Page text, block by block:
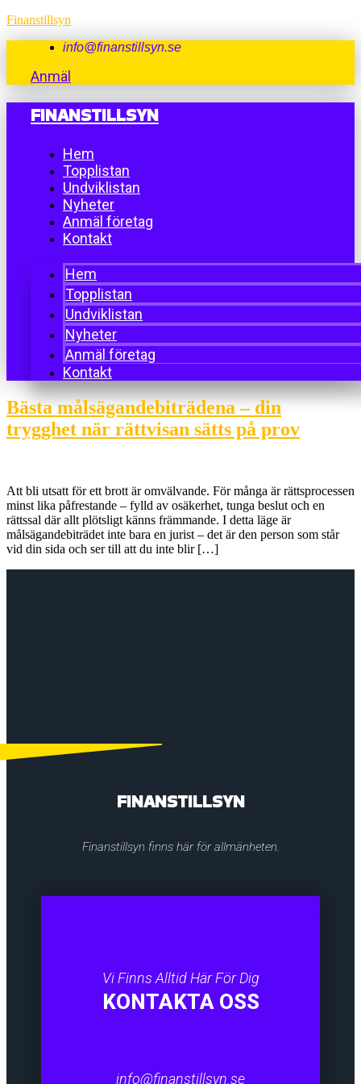
Finanstillsyn
info@finanstillsyn.se
Anmäl
FINANSTILLSYN
Hem
Topplistan
Undviklistan
Nyheter
Anmäl företag
Kontakt
Hem
Topplistan
Undviklistan
Nyheter
Anmäl företag
Kontakt
Bästa målsägandebiträdena – din
trygghet när rättvisan sätts på prov
Att bli utsatt för ett brott är omvälvande. För många är rättsprocessen
minst lika påfrestande – fylld av osäkerhet, tunga beslut och en
rättssal där allt plötsligt känns främmande. I detta läge är
målsägandebiträdet inte bara en jurist – det är den person som står
vid din sida och ser till att du inte blir […]
FINANSTILLSYN
Finanstillsyn finns här för allmänheten.
Vi Finns Alltid Här För Dig
KONTAKTA OSS
info@finanstillsyn.se